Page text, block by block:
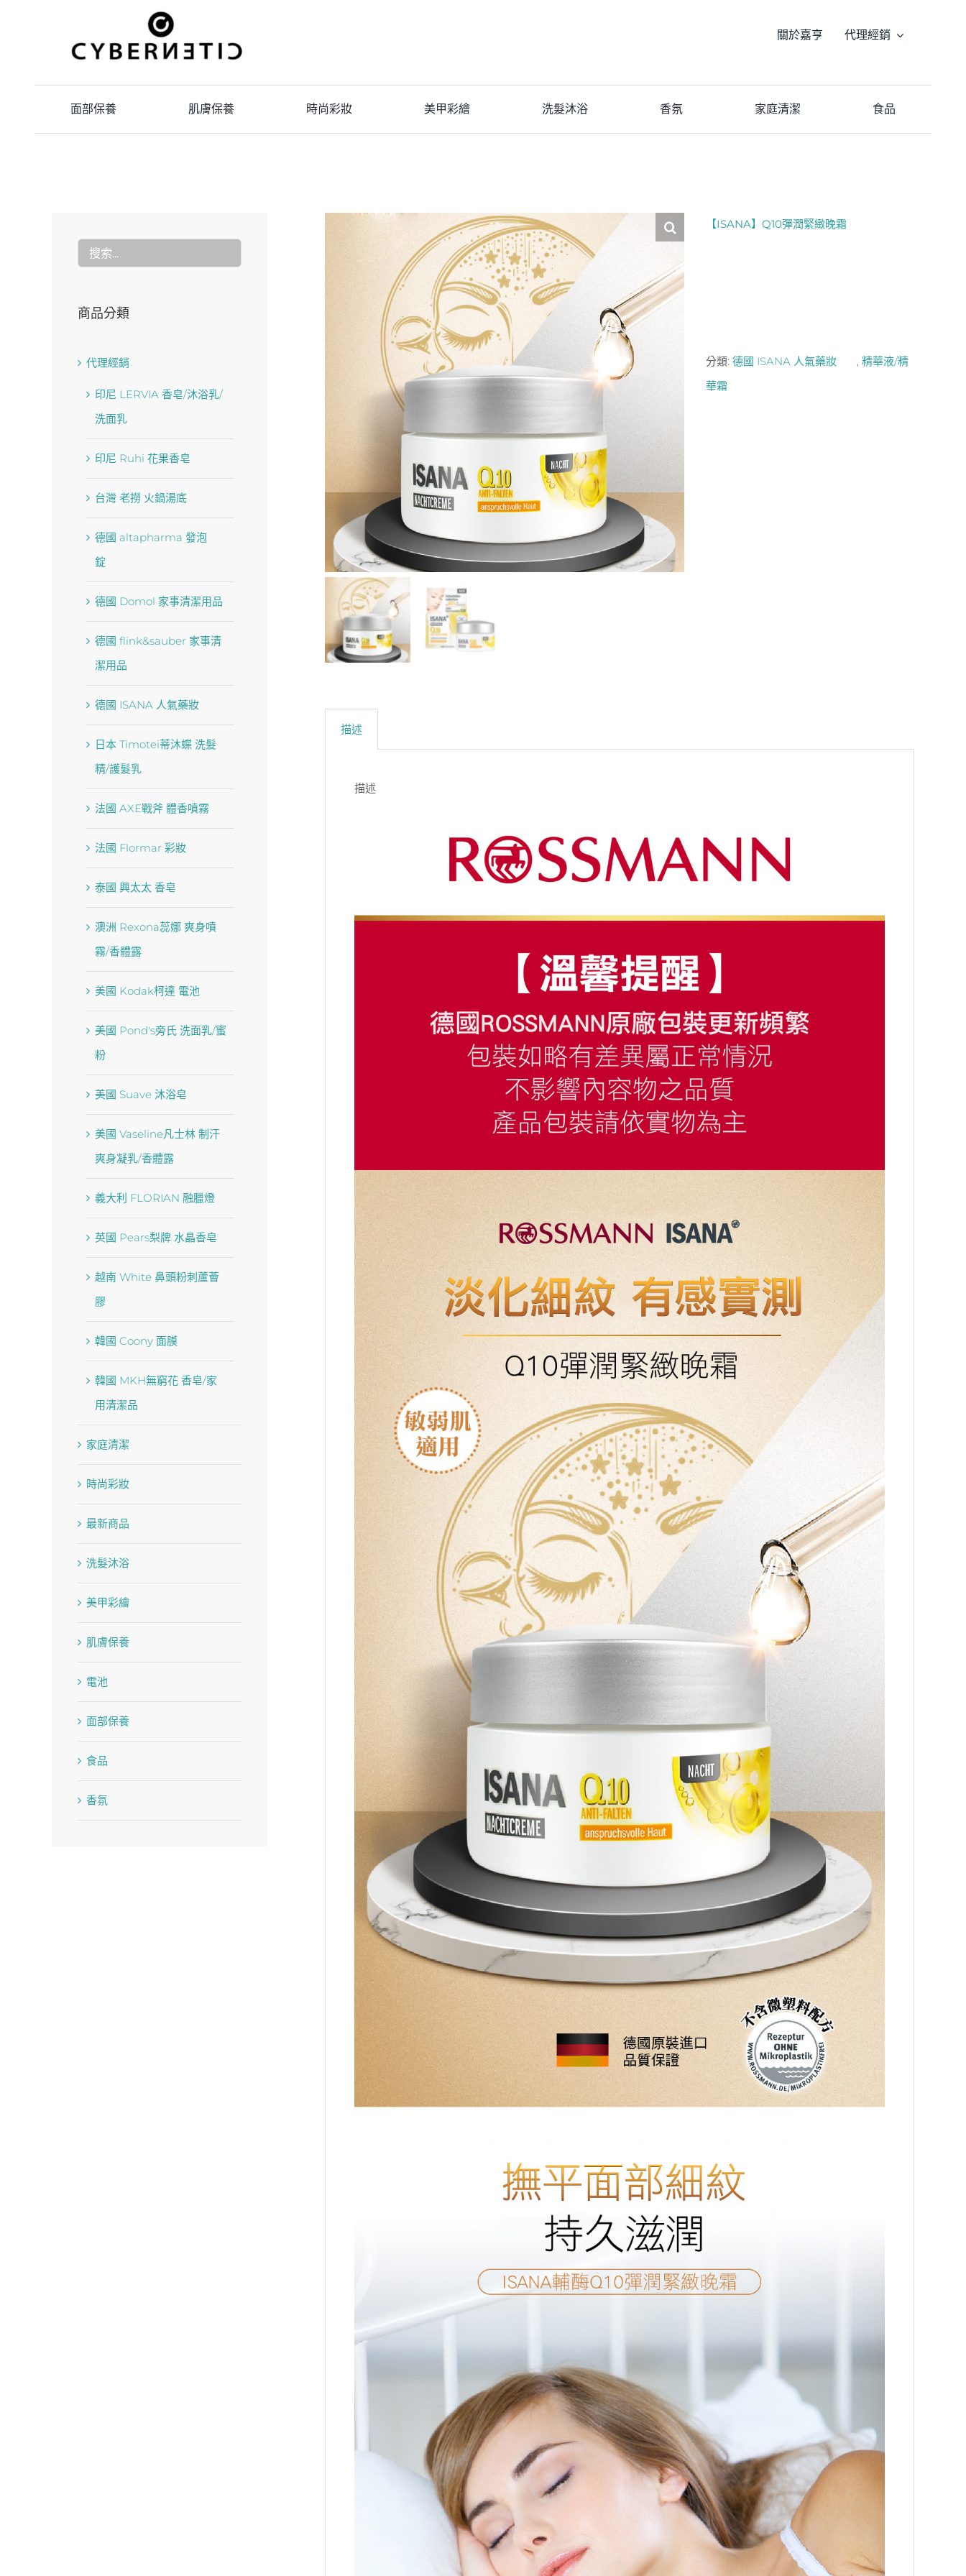
關於嘉亨 代理經銷
面部保養 肌膚保養 時尚彩妝 美甲彩繪 洗髮沐浴 香氛 家庭清潔 食品
【ISANA】Q10彈潤緊緻晚霜
分類: 德國 ISANA 人氣藥妝 , 精華液/精
華霜
描述
描述
商品分類
代理經銷
印尼 LERVIA 香皂/沐浴乳/
洗面乳
印尼 Ruhi 花果香皂
台灣 老撈 火鍋湯底
德國 altapharma 發泡
錠
德國 Domol 家事清潔用品
德國 flink&sauber 家事清
潔用品
德國 ISANA 人氣藥妝
日本 Timotei蒂沐蝶 洗髮
精/護髮乳
法國 AXE戰斧 體香噴霧
法國 Flormar 彩妝
泰國 興太太 香皂
澳洲 Rexona蕊娜 爽身噴
霧/香體露
美國 Kodak柯達 電池
美國 Pond′s旁氏 洗面乳/蜜
粉
美國 Suave 沐浴皂
美國 Vaseline凡士林 制汗
爽身凝乳/香體露
義大利 FLORIAN 融臘燈
英國 Pears梨牌 水晶香皂
越南 White 鼻頭粉刺蘆薈
膠
韓國 Coony 面膜
韓國 MKH無窮花 香皂/家
用清潔品
家庭清潔
時尚彩妝
最新商品
洗髮沐浴
美甲彩繪
肌膚保養
電池
面部保養
食品
香氛